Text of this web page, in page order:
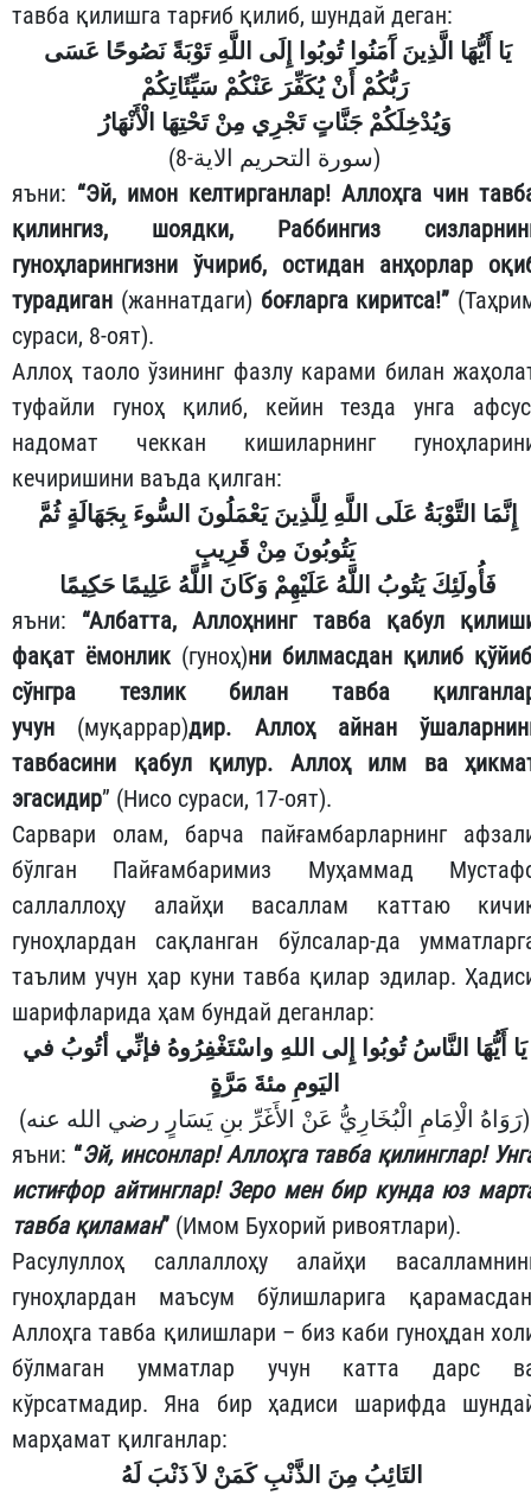
тавба қилишга тарғиб қилиб, шундай деган:
رَبُّكُمْ أَنْ يُكَفِّرَ عَنْكُمْ سَيِّئَاتِكُمْ
وَيُدْخِلَكُمْ جَنَّاتٍ تَجْرِي مِنْ تَحْتِهَا الْأَنْهَارُ
(سورة التحريم الاية-8)
яъни: “Эй, имон келтирганлар! Аллоҳга чин
қилингиз, шоядки, Раббингиз
гуноҳларингизни ўчириб, остидан анҳорлар
турадиган (жаннатдаги) боғларга киритса!”
сураси, 8-оят).
Аллоҳ таоло ўзининг фазлу карами билан
туфайли гуноҳ қилиб, кейин тезда унга
надомат чеккан кишиларнинг
кечиришини ваъда қилган:
يَتُوبُونَ مِنْ قَرِيبٍ
فَأُولَئِكَ يَتُوبُ اللَّهُ عَلَيْهِمْ وَكَانَ اللَّهُ عَلِيمًا حَكِيمًا
яъни: “Албатта, Аллоҳнинг тавба қабул
фақат ёмонлик (гуноҳ)ни билмасдан қилиб
сўнгра тезлик билан тавба
учун (муқаррар)дир. Аллоҳ айнан
тавбасини қабул қилур. Аллоҳ илм ва
эгасидир” (Нисо сураси, 17-оят).
Сарвари олам, барча пайғамбарларнинг
бўлган Пайғамбаримиз Муҳаммад
саллаллоҳу алайҳи васаллам каттаю
гуноҳлардан сақланган бўлсалар-да
таълим учун ҳар куни тавба қилар эдилар.
шарифларида ҳам бундай деганлар:
يَا أَيُّهَا النَّاسُ تُوبُوا إِلى اللهِ واسْتَغْفِرُوهُ فإنِّي أتُوبُ في
اليَومِ مئةَ مَرَّةٍ
(رَوَاهُ الْاِمَامِ الْبُخَارِيُّ عَنْ الأَغَرِّ بنِ يَسَارٍ رضي الله عنه)
яъни: “Эй, инсонлар! Аллоҳга тавба қилинглар!
истиғфор айтинглар! Зеро мен бир кунда юз
тавба қиламан” (Имом Бухорий ривоятлари).
Расулуллоҳ саллаллоҳу алайҳи
гуноҳлардан маъсум бўлишларига
Аллоҳга тавба қилишлари – биз каби гуноҳдан
бўлмаган умматлар учун катта дарс
кўрсатмадир. Яна бир ҳадиси шарифда
марҳамат қилганлар: